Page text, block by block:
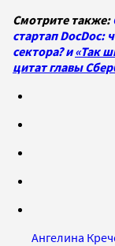
Смотрите также:
стартап DocDoc:
сектора? и«Так
цитат главы
Ангелина